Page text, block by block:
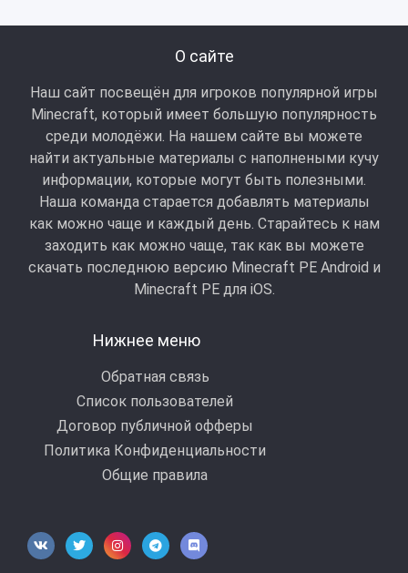
О сайте
Наш сайт посвещён для игроков популярной игры
Minecraft, который имеет большую популярность
среди молодёжи. На нашем сайте вы можете
найти актуальные материалы с наполнеными кучу
информации, которые могут быть полезными.
Наша команда старается добавлять материалы
как можно чаще и каждый день. Старайтесь к нам
заходить как можно чаще, так как вы можете
скачать последнюю версию Minecraft PE Android и
Minecraft РЕ для iOS.
Нижнее меню
Обратная связь
Список пользователей
Договор публичной офферы
Политика Конфиденциальности
Общие правила